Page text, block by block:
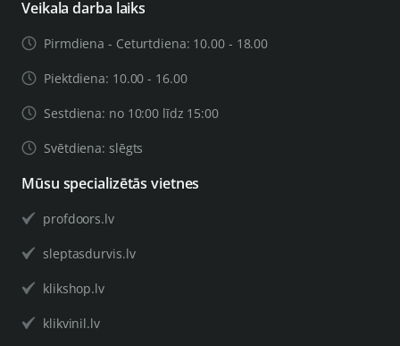
Veikala darba laiks
Pirmdiena - Ceturtdiena: 10.00 - 18.00
Piektdiena: 10.00 - 16.00
Sestdiena: no 10:00 līdz 15:00
Svētdiena: slēgts
Mūsu specializētās vietnes
profdoors.lv
sleptasdurvis.lv
klikshop.lv
klikvinil.lv